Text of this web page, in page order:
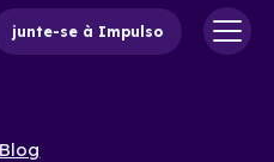
junte-se à Impulso